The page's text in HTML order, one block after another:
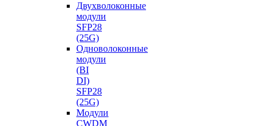
Двухволоконные
модули
SFP28
(25G)
Одноволоконные
модули
(BI
DI)
SFP28
(25G)
Модули
CWDM